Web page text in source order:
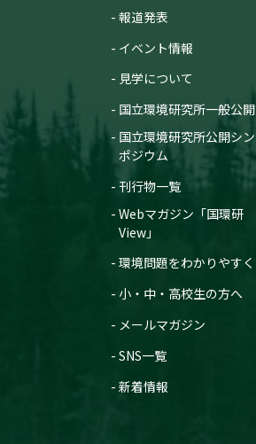
報道発表
イベント情報
見学について
国立環境研究所一般公開
国立環境研究所公開シン
ポジウム
刊行物一覧
Webマガジン「国環研
View」
環境問題をわかりやすく
小・中・高校生の方へ
メールマガジン
SNS一覧
新着情報